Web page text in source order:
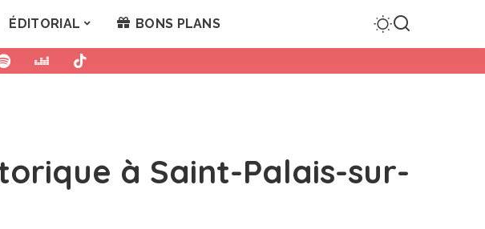
ÉDITORIAL BONS PLANS
à Saint-Palais-sur-